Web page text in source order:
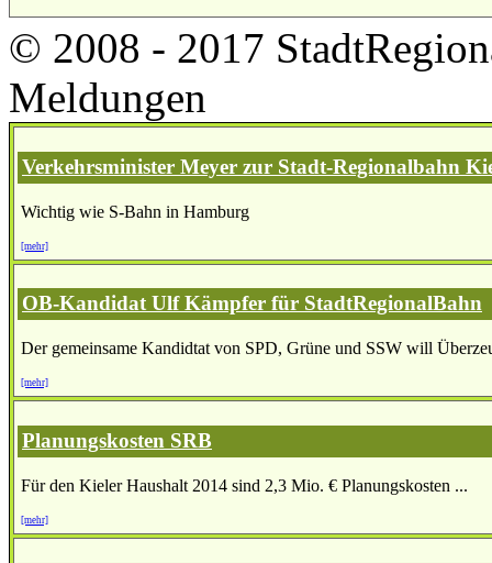
© 2008 - 2017
Meldungen
Verkehrsminister Meyer zur Stadt-Regionalbahn
Wichtig wie S-Bahn in Hamburg
[mehr]
OB-Kandidat Ulf Kämpfer für StadtRegionalBahn
Der gemeinsame Kandidtat von SPD, Grüne und SSW will
[mehr]
Planungskosten SRB
Für den Kieler Haushalt 2014 sind 2,3 Mio. € Planungskosten ...
[mehr]